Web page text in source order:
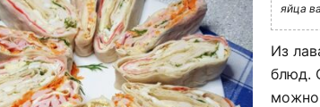
яйца
Из
блюд.
можно